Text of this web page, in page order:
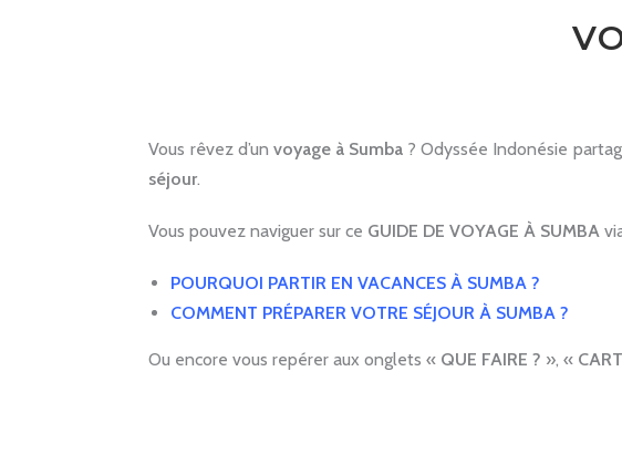
Vous rêvez d’un voyage à Sumba ? Odyssée Indonésie
séjour.
Vous pouvez naviguer sur ce GUIDE DE VOYAGE À SUMBA
POURQUOI PARTIR EN VACANCES À SUMBA ?
COMMENT PRÉPARER VOTRE SÉJOUR À SUMBA ?
Ou encore vous repérer aux onglets « QUE FAIRE ? », «